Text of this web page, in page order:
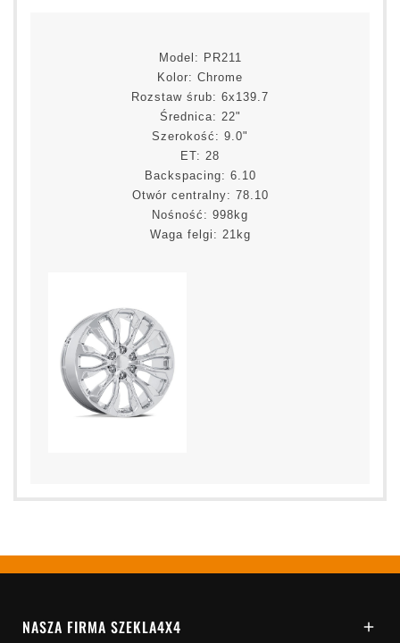
Model: PR211
Kolor: Chrome
Rozstaw śrub: 6x139.7
Średnica: 22"
Szerokość: 9.0"
ET: 28
Backspacing: 6.10
Otwór centralny: 78.10
Nośność: 998kg
Waga felgi: 21kg
NASZA FIRMA SZEKLA4X4 